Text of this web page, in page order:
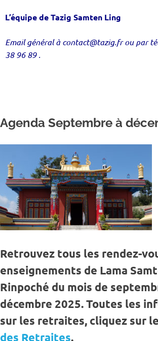
L’équipe de Tazig Samten Ling
Email général à contact@tazig.fr ou par
38 96 89 .
Agenda Septembre à
Retrouvez tous les rendez-
enseignements de Lama
Rinpoché du mois de
décembre 2025. Toutes les
sur les retraites, cliquez sur
des Retraites.